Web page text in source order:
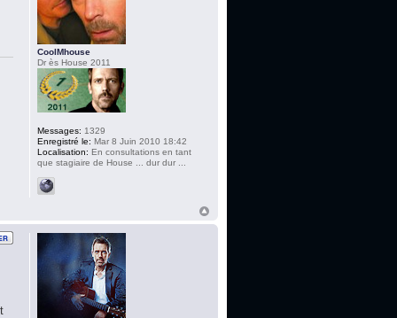
CoolMhouse
Dr ès House 2011
Messages: 1329
Enregistré le: Mar 8 Juin 2010 18:42
Localisation: En consultations en tant
que stagiaire de House ... dur dur ...